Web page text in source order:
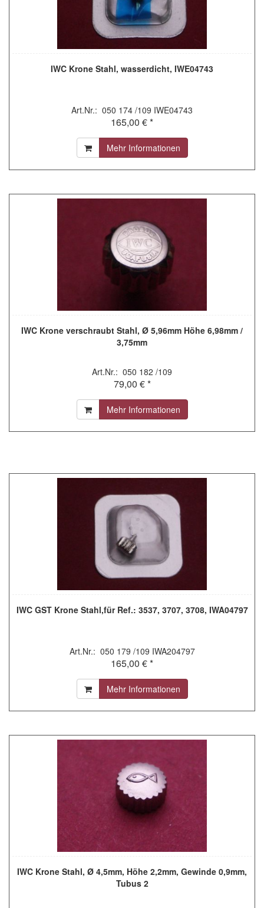
IWC Krone Stahl, wasserdicht, IWE04743
Art.Nr.: 050 174 /109 IWE04743
165,00 € *
Mehr Informationen
IWC Krone verschraubt Stahl, Ø 5,96mm Höhe 6,98mm /
3,75mm
Art.Nr.: 050 182 /109
79,00 € *
Mehr Informationen
IWC GST Krone Stahl,für Ref.: 3537, 3707, 3708, IWA04797
Art.Nr.: 050 179 /109 IWA204797
165,00 € *
Mehr Informationen
IWC Krone Stahl, Ø 4,5mm, Höhe 2,2mm, Gewinde 0,9mm,
Tubus 2